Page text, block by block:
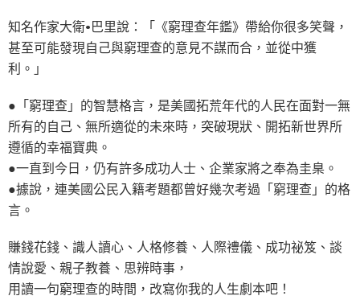
知名作家大衛•巴里說：「《窮理查年鑑》帶給你很多笑聲，
甚至可能發現自己與窮理查的意見不謀而合，並從中獲
利。」
●「窮理查」的智慧格言，是美國拓荒年代的人民在面對一無
所有的自己、無所適從的未來時，突破現狀、開拓新世界所
遵循的幸福寶典。
●一直到今日，仍有許多成功人士、企業家將之奉為圭臬。
●據說，連美國公民入籍考題都曾好幾次考過「窮理查」的格
言。
賺錢花錢、識人讀心、人格修養、人際禮儀、成功祕笈、談
情說愛、親子教養、思辨時事，
用讀一句窮理查的時間，改寫你我的人生劇本吧！